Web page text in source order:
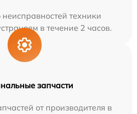
техники
в течение 2 часов.
запчасти
от производителя в